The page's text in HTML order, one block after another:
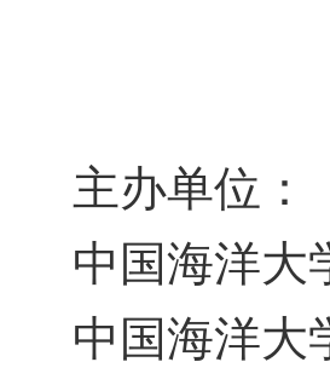
主办单位：
中国海洋大
中国海洋大